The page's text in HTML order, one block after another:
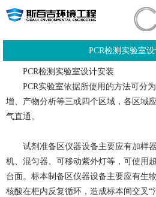
PCR检测实验室
PCR检测实验室设计安装
PCR实验室依据所使用的方法可分
增、产物分析等三或四个区域，各区域
气直通。
试剂准备区仪器设备主要应有加样
机、混匀器、可移动紫外灯等，可使用
台面。标本制备区仪器设备主要应有生
核酸在柜内反复循环，造成标本间交叉